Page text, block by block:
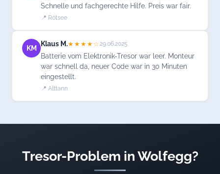
Schnelle und fachgerechte Hilfe. Preis war fair.
📍 Rötsee
KM
Klaus M.★★★★☆29.06.2025
Batterie vom Elektronik-Tresor war leer. Monteur
war schnell da, neuer Code war in 30 Minuten
eingestellt.
📍 Alttann
Tresor-Problem in Wolfegg?